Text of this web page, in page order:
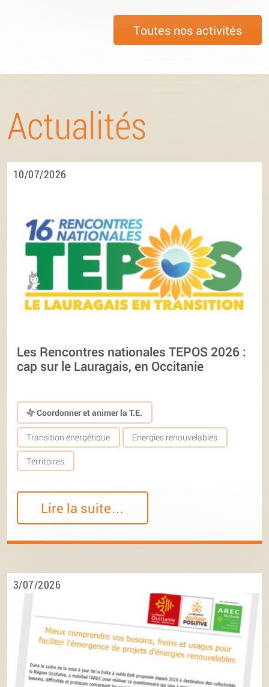
Toutes nos activités
Actualités
10/07/2026
Les Rencontres nationales TEPOS 2026 :
cap sur le Lauragais, en Occitanie
Coordonner et animer la T.E.
Transition énergétique Energies renouvelables
Territoires
Lire la suite…
3/07/2026